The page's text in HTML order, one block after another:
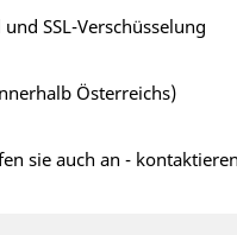
SSL-Verschüsselung
Österreichs)
sie auch an -